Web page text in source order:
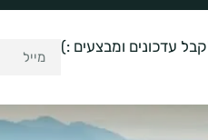
עדכונים ומבצעים :)